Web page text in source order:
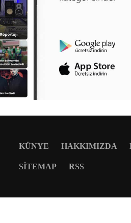
KÜNYE HAKKIMIZDA
SITEMAP RSS